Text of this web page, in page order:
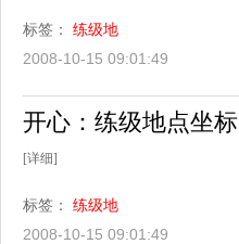
标签： 练级地
2008-10-15 09:01:49
开心：练级地点坐标
[详细]
标签： 练级地
2008-10-15 09:01:49